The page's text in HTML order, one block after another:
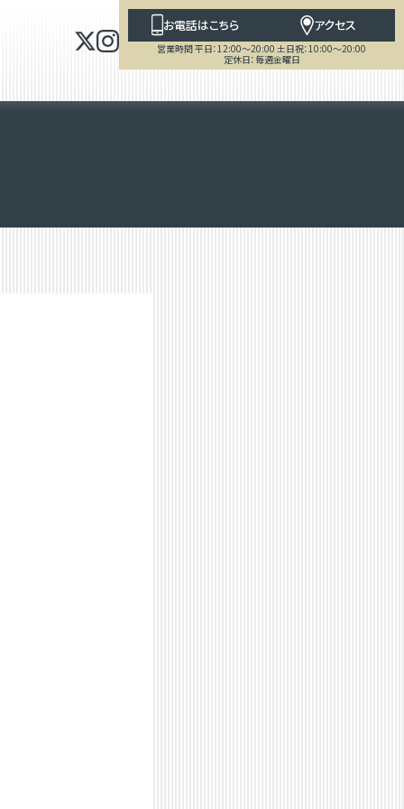
お電話はこちら アクセス
営業時間 平日：12:00～20:00 土日祝：10:00～20:00
定休日：毎週金曜日